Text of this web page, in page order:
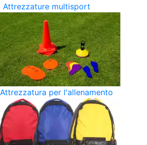
Attrezzature multisport
Attrezzatura per l'allenamento